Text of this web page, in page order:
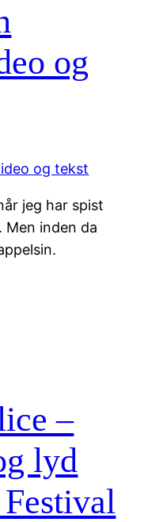
og
jeg har spist
Men inden da
–
lyd